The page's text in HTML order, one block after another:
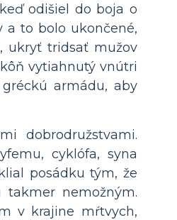
odišiel do boja o
a to bolo ukončené,
ukryť tridsať mužov
vytiahnutý vnútri
armádu, aby
dobrodružstvami.
cyklófa, syna
posádku tým, že
nemožným.
v krajine mŕtvych,